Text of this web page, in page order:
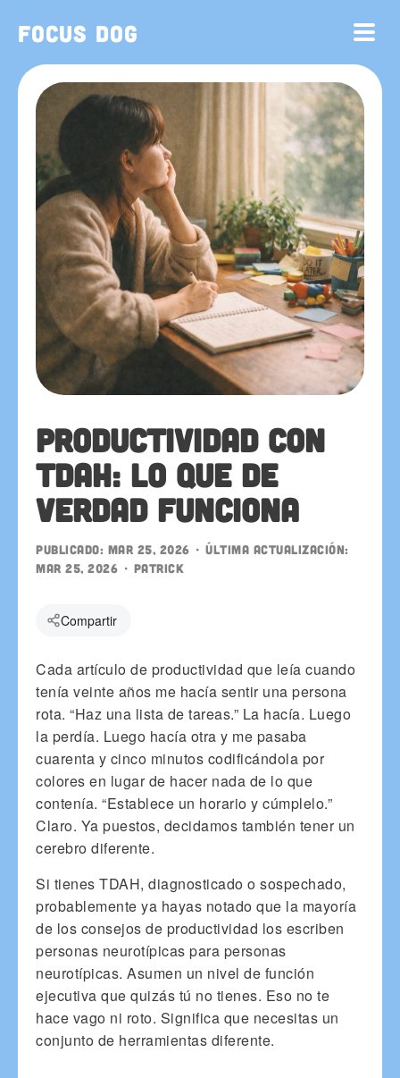
Focus Dog
Productividad con
TDAH: lo que de
verdad funciona
Publicado: Mar 25, 2026 • Última actualización:
Mar 25, 2026 • patrick
Compartir
Cada artículo de productividad que leía cuando
tenía veinte años me hacía sentir una persona
rota. “Haz una lista de tareas.” La hacía. Luego
la perdía. Luego hacía otra y me pasaba
cuarenta y cinco minutos codificándola por
colores en lugar de hacer nada de lo que
contenía. “Establece un horario y cúmplelo.”
Claro. Ya puestos, decidamos también tener un
cerebro diferente.
Si tienes TDAH, diagnosticado o sospechado,
probablemente ya hayas notado que la mayoría
de los consejos de productividad los escriben
personas neurotípicas para personas
neurotípicas. Asumen un nivel de función
ejecutiva que quizás tú no tienes. Eso no te
hace vago ni roto. Significa que necesitas un
conjunto de herramientas diferente.